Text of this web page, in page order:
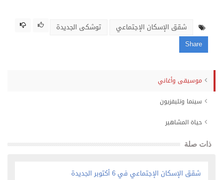
شقق الإسكان الإجتماعي
توشكى الجديدة
Share
موسيقى وأغاني
سينما وتليفزيون
حياة المشاهير
ذات صلة
شقق الإسكان الإجتماعي في 6 أكتوبر الجديدة